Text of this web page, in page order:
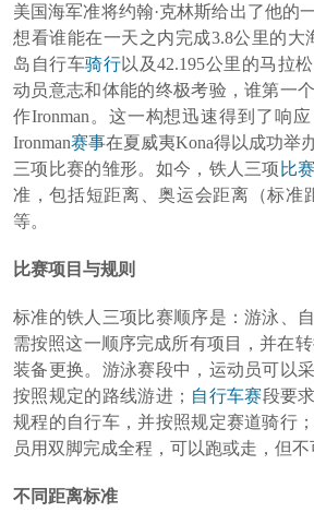
美国海军准将约翰·克林斯给出了他的
想看谁能在一天之内完成3.8公里的大
岛自行车骑行以及42.195公里的马拉
动员意志和体能的终极考验，谁第一
作Ironman。这一构想迅速得到了响
Ironman赛事在夏威夷Kona得以成功举
三项比赛的雏形。如今，铁人三项 比赛
准，包括短距离、奥运会距离（标准
等。
比赛项目与规则
标准的铁人三项比赛顺序是：游泳、
需按照这一顺序完成所有项目，并在
装备更换。游泳赛段中，运动员可以
按照规定的路线游进； 自行车赛段要
规程的自行车，并按照规定赛道骑行
员用双脚完成全程，可以跑或走，但不
不同距离标准